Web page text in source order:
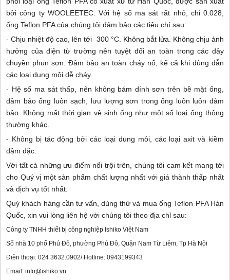
bởi công ty WOOLEETEC. Với hệ số ma sát rất nhỏ, chỉ 0.028,
ống Teflon PFA của chúng tôi đảm bảo các tiêu chí sau:
- Chịu nhiệt độ cao, lên tới 300 °C. Không bắt lửa. Không chịu ảnh
hưởng của điện từ trường nên tuyệt đối an toàn trong các dây
chuyền phun sơn. Đảm bảo an toàn cháy nổ, kể cả khi dùng dẫn
các loại dung môi dễ cháy.
- Hệ số ma sát thấp, nên không bám dính sơn trên bề mặt ống,
đảm bảo ống luôn sạch, lưu lượng sơn trong ống luôn luôn đảm
bảo. Không mất thời gian vệ sinh ống như một số loại ống thông
thường khác.
- Không bị tác động bởi các loại dung môi, các loại axit và kiềm
đậm đặc.
Với tất cả những ưu điểm nổi trội trên, chúng tôi cam kết mang tới
cho Quý vị một sản phẩm chất lượng nhất với giá thành thấp nhất
và dịch vụ tốt nhất.
Quý khách hàng cần tư vấn, dùng thử và mua ống Teflon PFA Hàn
Quốc, xin vui lòng liên hệ với chúng tôi theo địa chỉ sau:
Công ty TNHH thiết bị công nghiệp Ishiko Việt Nam
Số nhà 10 phố Phú Đô, phường Phú Đô, Quận Nam Từ Liêm, Tp Hà Nội
Điện thoại: 024 3632.0902/ Hotline: 0943199343
Email: info@ishiko.vn